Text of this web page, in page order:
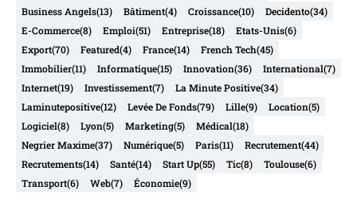
Business Angels(13) Bâtiment(4) Croissance(10) Decidento(34)
E-Commerce(8) Emploi(51) Entreprise(18) Etats-Unis(6)
Export(70) Featured(4) France(14) French Tech(45)
Immobilier(11) Informatique(15) Innovation(36) International(7)
Internet(19) Investissement(7) La Minute Positive(34)
Laminutepositive(12) Levée De Fonds(79) Lille(9) Location(5)
Logiciel(8) Lyon(5) Marketing(5) Médical(18)
Negrier Maxime(37) Numérique(5) Paris(11) Recrutement(44)
Recrutements(14) Santé(14) Start Up(55) Tic(8) Toulouse(6)
Transport(6) Web(7) Économie(9)